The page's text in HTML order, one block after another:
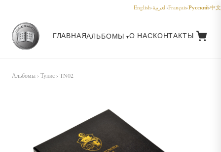
English·العربية·Français·Русский·中文
ГЛАВНАЯАЛЬБОМЫ О НАСКОНТАКТЫ
Альбомы › Тунис › TN02